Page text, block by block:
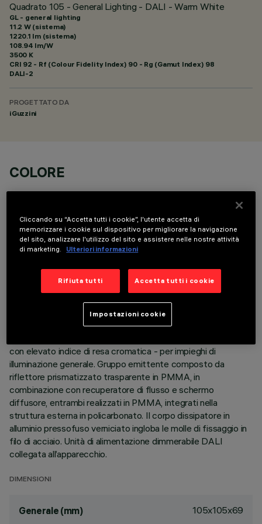
Quadrato 105 - General Lighting - DALI - Warm White
GL - general lighting
11.2 W (sistema)
1220.1 lm (sistema)
108.94 lm/W
3500 K
CRI 92 - Rf (Colour Fidelity Index) 90 - Rg (Gamut Index) 98
DALI-2
PROGETTATO DA
iGuzzini
COLORE
DATI TECNICI
Apparecchio quadrato da incasso ad ottica fissa, versione
con elevato indice di resa cromatica - per impieghi di
illuminazione generale. Gruppo emittente composto da
riflettore prismatizzato trasparente in PMMA, in
combinazione con recuperatore di flusso e schermo
diffusore, entrambi realizzati in PMMA, integrati nella
struttura esterna in policarbonato. Il corpo dissipatore in
alluminio pressofuso verniciato ingloba le molle di fissaggio in
filo di acciaio. Unità di alimentazione dimmerabile DALI
collegata all’apparecchio.
DIMENSIONI
Generale (mm) 105x105x69
Cliccando su “Accetta tutti i cookie”, l'utente accetta di
memorizzare i cookie sul dispositivo per migliorare la navigazione
del sito, analizzare l'utilizzo del sito e assistere nelle nostre attività
di marketing.
Ulteriori informazioni
Rifiuta tutti Accetta tutti i cookie
Impostazioni cookie